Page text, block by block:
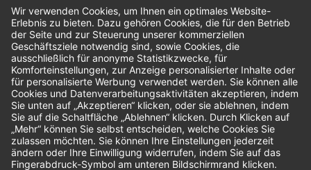
Bewertungen